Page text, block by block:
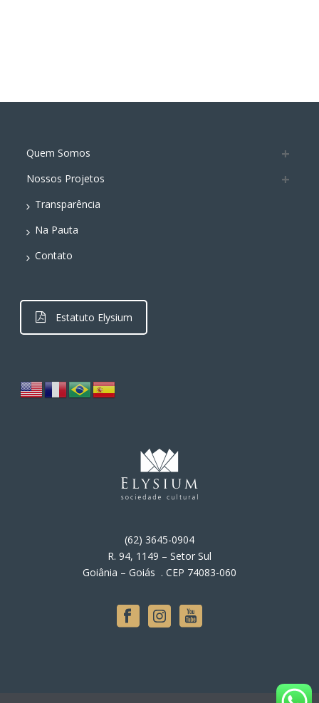
Quem Somos
Nossos Projetos
Transparência
Na Pauta
Contato
Estatuto Elysium
(62) 3645-0904
R. 94, 1149 – Setor Sul
Goiânia – Goiás . CEP 74083-060